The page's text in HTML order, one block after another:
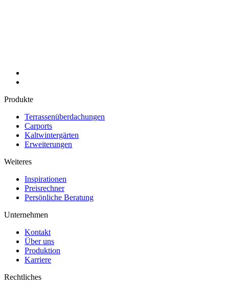
Produkte
Terrassenüberdachungen
Carports
Kaltwintergärten
Erweiterungen
Weiteres
Inspirationen
Preisrechner
Persönliche Beratung
Unternehmen
Kontakt
Über uns
Produktion
Karriere
Rechtliches